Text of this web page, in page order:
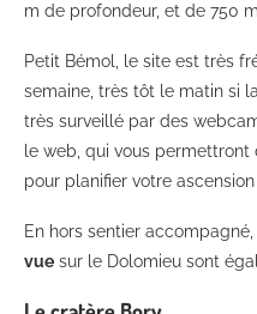
m de profondeur, et de 750
Petit Bémol, le site est très
semaine, très tôt le matin si
très surveillé par des
le web, qui vous
pour planifier votre ascension
En hors sentier
vue sur le Dolomieu sont